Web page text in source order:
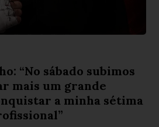
“No sábado subimos
mais um grande
a minha sétima